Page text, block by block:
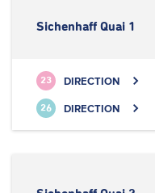
Sichenhaff Quai 1
23 DIRECTION
26 DIRECTION